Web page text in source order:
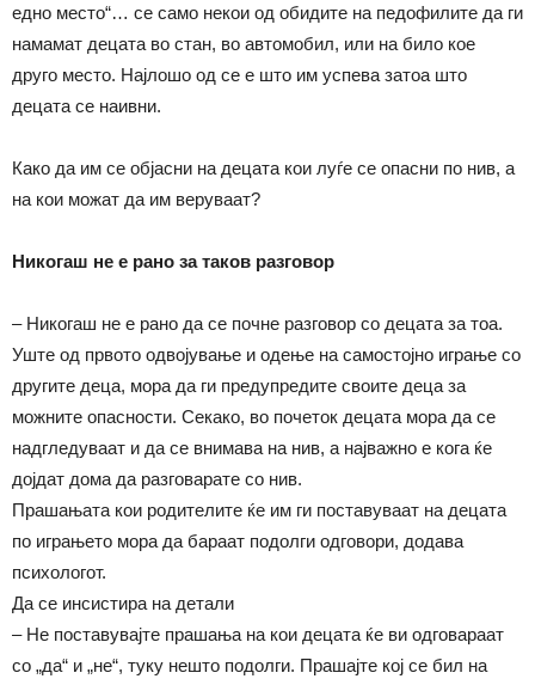
едно место“… се само некои од обидите на педофилите да ги
намамат децата во стан, во автомобил, или на било кое
друго место. Најлошо од се е што им успева затоа што
децата се наивни.
Како да им се објасни на децата кои луѓе се опасни по нив, а
на кои можат да им веруваат?
Никогаш не е рано за таков разговор
– Никогаш не е рано да се почне разговор со децата за тоа.
Уште од првото одвојување и одење на самостојно играње со
другите деца, мора да ги предупредите своите деца за
можните опасности. Секако, во почеток децата мора да се
надгледуваат и да се внимава на нив, а најважно е кога ќе
дојдат дома да разговарате со нив.
Прашањата кои родителите ќе им ги поставуваат на децата
по играњето мора да бараат подолги одговори, додава
психологот.
Да се инсистира на детали
– Не поставувајте прашања на кои децата ќе ви одговараат
со „да“ и „не“, туку нешто подолги. Прашајте кој се бил на